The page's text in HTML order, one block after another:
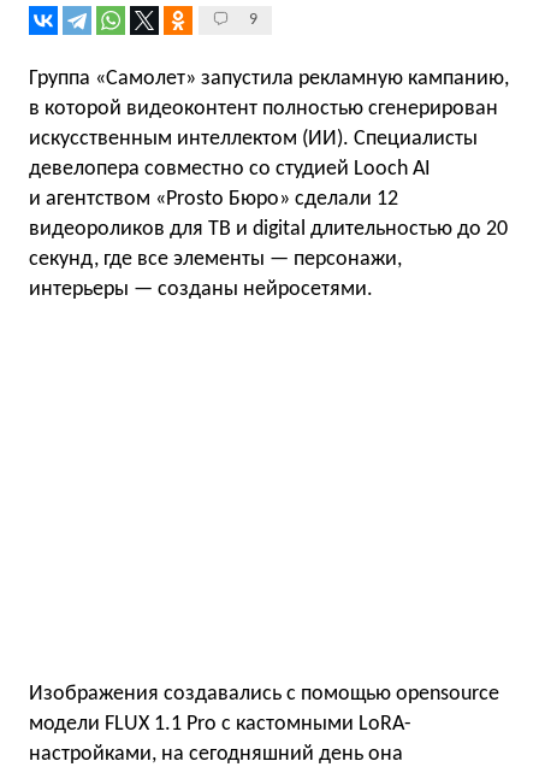
9
Группа «Самолет» запустила рекламную кампанию,
в которой видеоконтент полностью сгенерирован
искусственным интеллектом (ИИ). Специалисты
девелопера совместно со студией Looch AI
и агентством «Prosto Бюро» сделали 12
видеороликов для ТВ и digital длительностью до 20
секунд, где все элементы — персонажи,
интерьеры — созданы нейросетями.
Изображения создавались с помощью opensource
модели FLUX 1.1 Pro с кастомными LoRA-
настройками, на сегодняшний день она